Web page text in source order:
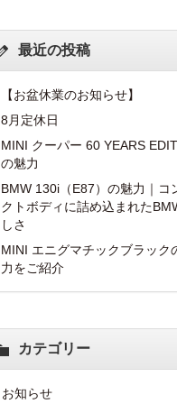
最近の投稿
【お盆休業のお知らせ】
8月定休日
MINI クーパー 60 YEARS
の魅力
BMW 130i（E87）の魅力｜コ
クトボディに詰め込まれた
しさ
MINI エニグマチックブラック
力をご紹介
カテゴリー
お知らせ